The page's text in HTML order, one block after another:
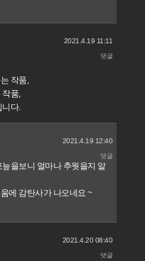
2021.4.19 11:11
댓글
작품,
품,
다.
2021.4.19 12:40
댓글
을보니 얼마나 추웟을지 알
에 감탄사가 나오네요 ~
2021.4.20 08:40
댓글